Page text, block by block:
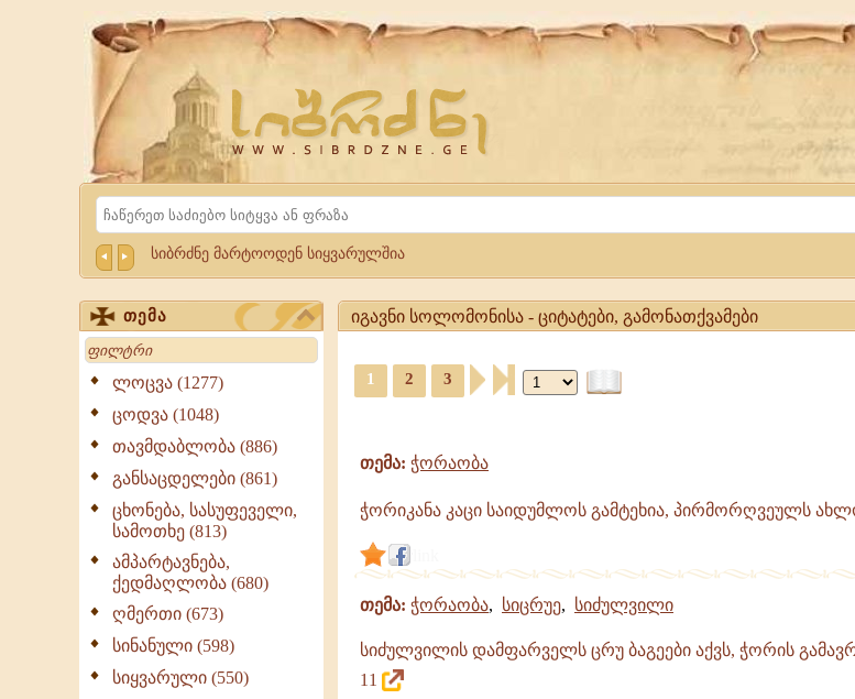
Website
Sibrdzne.ge
Search
სიბრძნე მარტოოდენ სიყვარულშია
თემა
Search
ლოცვა (1277)
ცოდვა (1048)
თავმდაბლობა (886)
განსაცდელები (861)
ცხონება, სასუფეველი,
სამოთხე (813)
ამპარტავნება,
ქედმაღლობა (680)
ღმერთი (673)
სინანული (598)
სიყვარული (550)
იგავნი სოლომონისა - ციტატები, გამონათქვამები
სოლომონისა
იგავნი
გამონათქვამები,
ციტატები
გამონათქვამები
1 2 3
თემა: ჭორაობა
ჭორიკანა კაცი საიდუმლოს გამტეხია, პირმორღვეულს
თემა: ჭორაობა, სიცრუე, სიძულვილი
სიძულვილის დამფარველს ცრუ ბაგეები აქვს, ჭორის
11